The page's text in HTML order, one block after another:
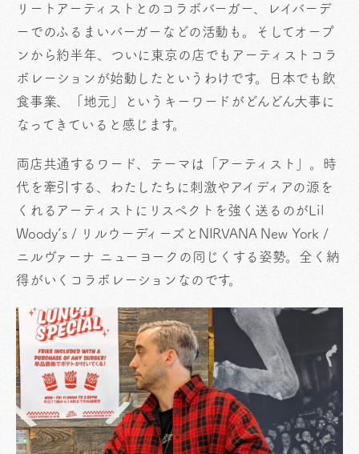
リートアーティストとのコラボバーガー、レイバーデ
ーでのふるまいバーガーなどの活動も。そしてオープ
ンから約半年、ついに東京の店でもアーティストコラ
ボレーションが始動したというわけです。日本でも飲
食事業、「地元」というキーワードがどんどん大事に
なってきていると感じます。
両店共通するワード、テーマは「アーティスト」。時
代を牽引する、わたしたちに刺激やアイディアの源を
くれるアーティストにリスペクトを強く送るのがLil
Woody’s / リルウーディーズとNIRVANA New York /
ニルヴァーナ ニューヨークの同じくする姿勢。全く納
得がいくコラボレーションなのです。